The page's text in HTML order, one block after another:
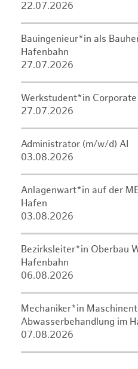
22.07.2026
Bauingenieur*in als
Hafenbahn
27.07.2026
Werkstudent*in
27.07.2026
Administrator (m/w/d) AI
03.08.2026
Anlagenwart*in auf der
Hafen
03.08.2026
Bezirksleiter*in Oberbau
Hafenbahn
06.08.2026
Mechaniker*in
Abwasserbehandlung im
07.08.2026